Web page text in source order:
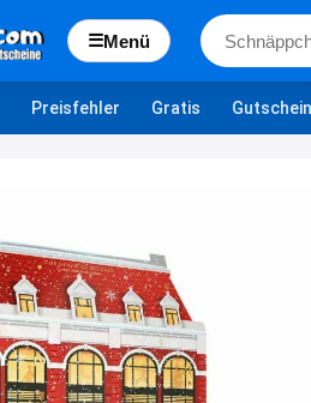
☰Menü
Preisfehler Gratis